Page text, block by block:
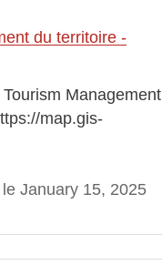
du territoire -
Management
map.gis-
January 15, 2025